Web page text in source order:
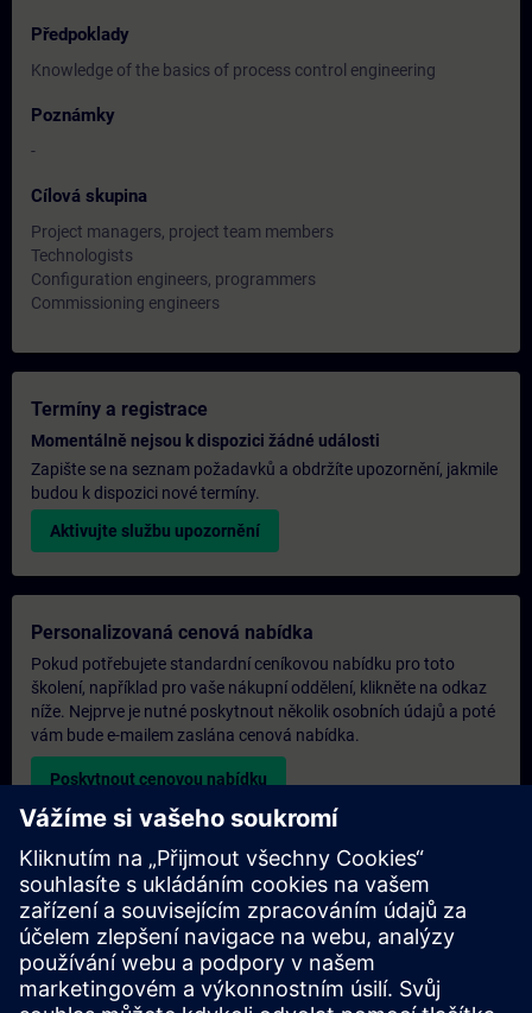
Předpoklady
Knowledge of the basics of process control engineering
Poznámky
-
Cílová skupina
Project managers, project team members
Technologists
Configuration engineers, programmers
Commissioning engineers
Termíny a registrace
Momentálně nejsou k dispozici žádné události
Zapište se na seznam požadavků a obdržíte upozornění, jakmile
budou k dispozici nové termíny.
Aktivujte službu upozornění
Personalizovaná cenová nabídka
Pokud potřebujete standardní ceníkovou nabídku pro toto
školení, například pro vaše nákupní oddělení, klikněte na odkaz
níže. Nejprve je nutné poskytnout několik osobních údajů a poté
vám bude e-mailem zaslána cenová nabídka.
Poskytnout cenovou nabídku
Poptávka exkluzivního školení
Pokud potřebujete cenovou nabídku na exkluzivní školení, ať už
prezenčně, virtuálně nebo v našem školicím středisku SITRAIN,
vyplňte níže uvedený poptávkový formulář. Tento typ
požadavku by byl vhodný pro větší skupiny (6 a více osob). Po
poskytnutí vašich kontaktních údajů a požadavků na školení od